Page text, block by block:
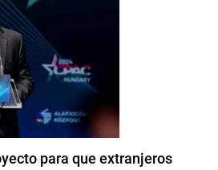
para que extranjeros